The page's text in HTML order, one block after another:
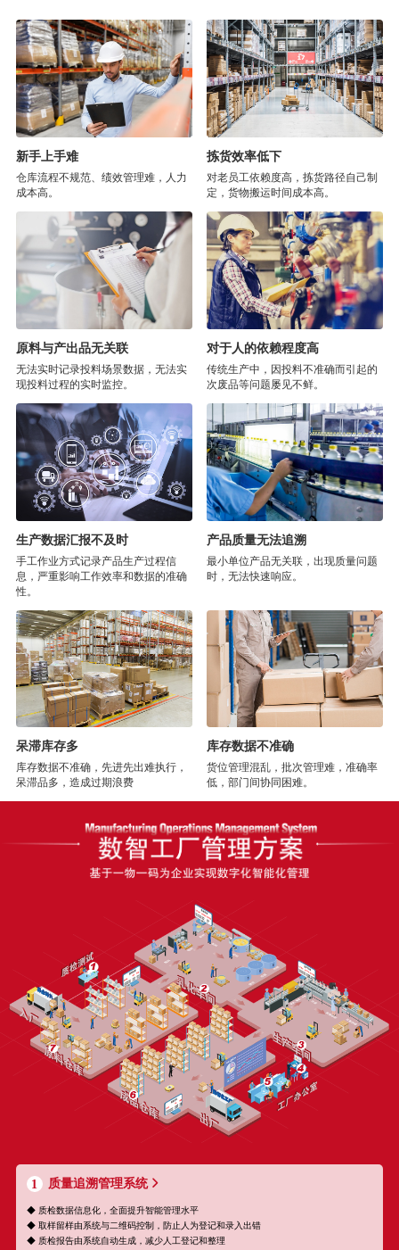
新手上手难
仓库流程不规范、绩效管理难，人力
成本高。
拣货效率低下
对老员工依赖度高，拣货路径自己制
定，货物搬运时间成本高。
原料与产出品无关联
无法实时记录投料场景数据，无法实
现投料过程的实时监控。
对于人的依赖程度高
传统生产中，因投料不准确而引起的
次废品等问题屡见不鲜。
生产数据汇报不及时
手工作业方式记录产品生产过程信
息，严重影响工作效率和数据的准确
性。
产品质量无法追溯
最小单位产品无关联，出现质量问题
时，无法快速响应。
呆滞库存多
库存数据不准确，先进先出难执行，
呆滞品多，造成过期浪费
库存数据不准确
货位管理混乱，批次管理难，准确率
低，部门间协同困难。
1 质量追溯管理系统
◆ 质检数据信息化，全面提升智能管理水平
◆ 取样留样由系统与二维码控制，防止人为登记和录入出错
◆ 质检报告由系统自动生成，减少人工登记和整理